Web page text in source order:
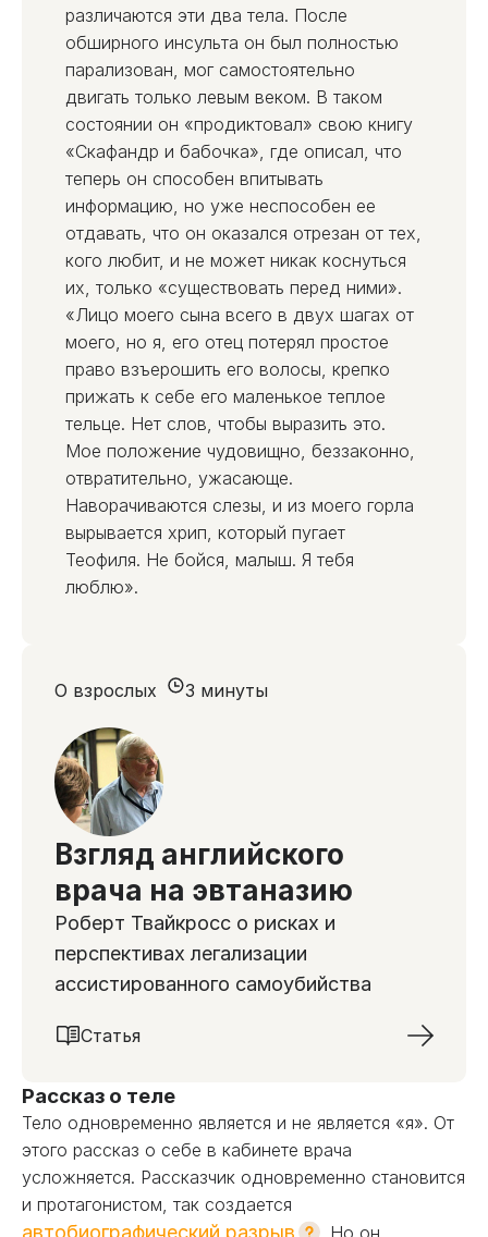
различаются эти два тела. После
обширного инсульта он был полностью
парализован, мог самостоятельно
двигать только левым веком. В таком
состоянии он «продиктовал» свою книгу
«Скафандр и бабочка», где описал, что
теперь он способен впитывать
информацию, но уже неспособен ее
отдавать, что он оказался отрезан от тех,
кого любит, и не может никак коснуться
их, только «существовать перед ними».
«Лицо моего сына всего в двух шагах от
моего, но я, его отец потерял простое
право взъерошить его волосы, крепко
прижать к себе его маленькое теплое
тельце. Нет слов, чтобы выразить это.
Мое положение чудовищно, беззаконно,
отвратительно, ужасающе.
Наворачиваются слезы, и из моего горла
вырывается хрип, который пугает
Теофиля. Не бойся, малыш. Я тебя
люблю».
Взгляд английского
врача на эвтаназию
Роберт Твайкросс о рисках и
перспективах легализации
ассистированного самоубийства
О взрослых
Статья
3 минуты
Рассказ о теле
Тело одновременно является и не является «я». От
этого рассказ о себе в кабинете врача
усложняется. Рассказчик одновременно становится
и протагонистом, так создается
автобиографический разрыв . Но он